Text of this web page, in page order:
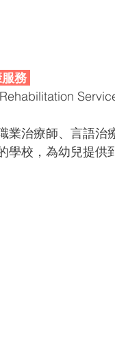
務
業治療師、言語治
學校，為幼兒提供